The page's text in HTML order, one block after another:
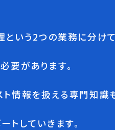
いう2つの業務に分けて
要があります。
情報を扱える専門知識
していきます。